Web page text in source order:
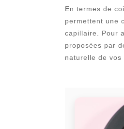
En termes de
permettent une
capillaire. Pour
proposées par
naturelle de vos